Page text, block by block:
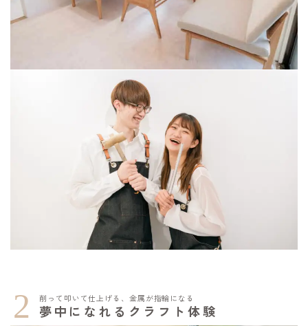
2 削って叩いて仕上げる、金属が指輪になる
夢中になれるクラフト体験